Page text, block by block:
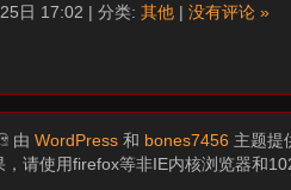
日 17:02 | 分类: 其他 | 没有评论 »
由WordPress 和 bones7456 主题提
请使用firefox等非IE内核浏览器和